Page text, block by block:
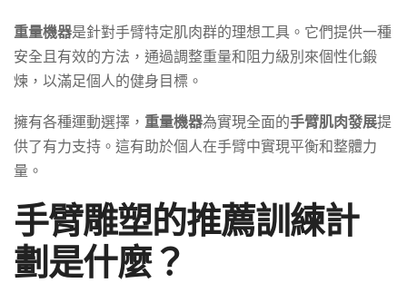
重量機器是針對手臂特定肌肉群的理想工具。它們提供一種
安全且有效的方法，通過調整重量和阻力級別來個性化鍛
煉，以滿足個人的健身目標。
擁有各種運動選擇， 重量機器為實現全面的手臂肌肉發展提
供了有力支持。這有助於個人在手臂中實現平衡和整體力
量。
手臂雕塑的推薦訓練計
劃是什麼？